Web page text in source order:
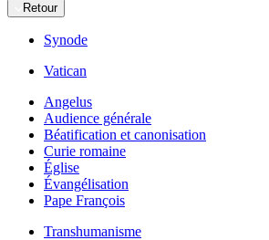
Retour
Synode
Vatican
Angelus
Audience générale
Béatification et canonisation
Curie romaine
Église
Évangélisation
Pape François
Transhumanisme